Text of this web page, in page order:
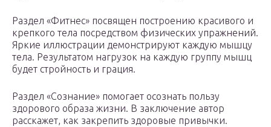
Раздел «Фитнес» посвящен построению красивого и
крепкого тела посредством физических упражнений.
Яркие иллюстрации демонстрируют каждую мышцу
тела. Результатом нагрузок на каждую группу мышц
будет стройность и грация.
Раздел «Сознание» помогает осознать пользу
здорового образа жизни. В заключение автор
расскажет, как закрепить здоровые привычки.